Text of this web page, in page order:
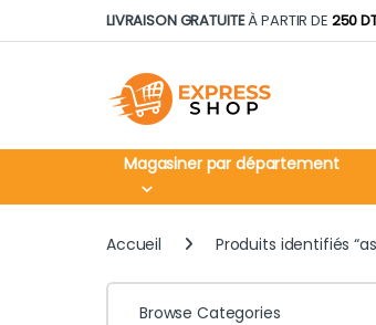
Skip to navigation
Skip to contentLIVRAISON GRATUITEÀ PARTIR DE 250
Magasiner par département
Accueil Produits identifiés
Browse Categories